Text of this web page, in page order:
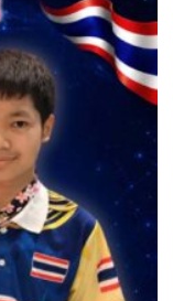
เจ๋ง
คว้า
แชมป์
การ
แข่งขัน
ออกแบบ
แผนการ
บิน
โด
รน
แปร
อักษร